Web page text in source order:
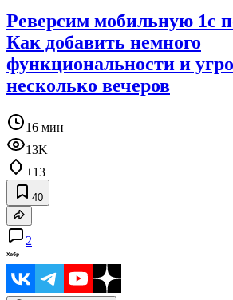
Реверсим мобильную 1с
Как добавить немного
функциональности и
несколько вечеров
16 мин
13K
+13
40
2